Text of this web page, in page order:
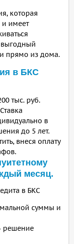
которая
и имеет
прямо из дома.
в БКС
тыс. руб.
в
до 5 лет.
внеся оплату
месяц.
в БКС
суммы и
решение